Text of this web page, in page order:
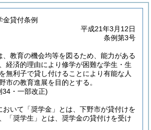
金貸付条例
平成21年3月12日
条例第3号
、教育の機会均等を図るため、能力がある
経済的理由により修学が困難な学生・生
無利子で貸し付けることにより有能な人
市の教育進展を目的とする。
34・一部改正)
おいて「奨学金」とは、下野市が貸付けを
「奨学生」とは、奨学金の貸付けを受け